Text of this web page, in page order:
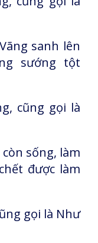
sanh lên
sướng tột
cũng gọi là
sống, làm
được làm
gọi là Như